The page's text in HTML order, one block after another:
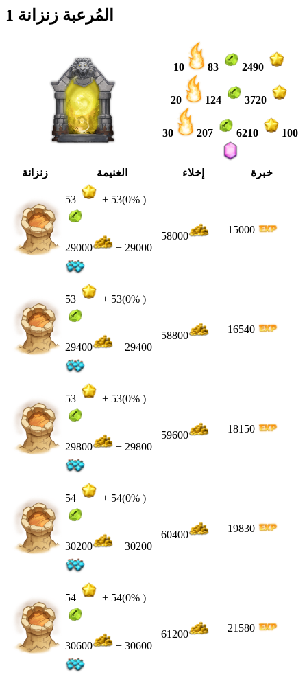
المُرعبة زنزانة 1
10 83 2490
20 124 3720
30 207 6210 100
زنزانة الغنيمة إخلاء خبرة
53 + 53(0% )
29000 + 29000
58000
15000
53 + 53(0% )
29400 + 29400
58800
16540
53 + 53(0% )
29800 + 29800
59600
18150
54 + 54(0% )
30200 + 30200
60400
19830
54 + 54(0% )
30600 + 30600
61200
21580